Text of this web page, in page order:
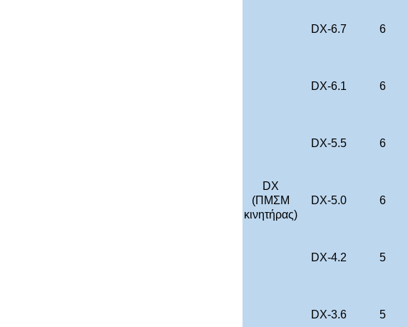
DX
(ΠΜΣΜ
κινητήρας)
DX-6.7 6
DX-6.1 6
DX-5.5 6
DX-5.0 6
DX-4.2 5
DX-3.6 5